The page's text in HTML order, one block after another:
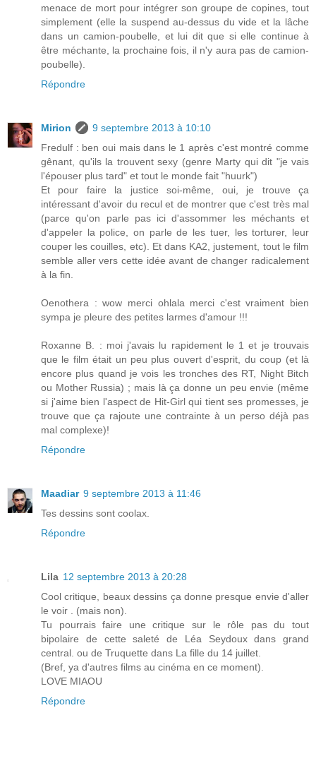
menace de mort pour intégrer son groupe de copines, tout
simplement (elle la suspend au-dessus du vide et la lâche
dans un camion-poubelle, et lui dit que si elle continue à
être méchante, la prochaine fois, il n'y aura pas de camion-
poubelle).
Répondre
Mirion
9 septembre 2013 à 10:10
Fredulf : ben oui mais dans le 1 après c'est montré comme
gênant, qu'ils la trouvent sexy (genre Marty qui dit "je vais
l'épouser plus tard" et tout le monde fait "huurk")
Et pour faire la justice soi-même, oui, je trouve ça
intéressant d'avoir du recul et de montrer que c'est très mal
(parce qu'on parle pas ici d'assommer les méchants et
d'appeler la police, on parle de les tuer, les torturer, leur
couper les couilles, etc). Et dans KA2, justement, tout le film
semble aller vers cette idée avant de changer radicalement
à la fin.
Oenothera : wow merci ohlala merci c'est vraiment bien
sympa je pleure des petites larmes d'amour !!!
Roxanne B. : moi j'avais lu rapidement le 1 et je trouvais
que le film était un peu plus ouvert d'esprit, du coup (et là
encore plus quand je vois les tronches des RT, Night Bitch
ou Mother Russia) ; mais là ça donne un peu envie (même
si j'aime bien l'aspect de Hit-Girl qui tient ses promesses, je
trouve que ça rajoute une contrainte à un perso déjà pas
mal complexe)!
Répondre
Maadiar 9 septembre 2013 à 11:46
Tes dessins sont coolax.
Répondre
Lila 12 septembre 2013 à 20:28
Cool critique, beaux dessins ça donne presque envie d'aller
le voir . (mais non).
Tu pourrais faire une critique sur le rôle pas du tout
bipolaire de cette saleté de Léa Seydoux dans grand
central. ou de Truquette dans La fille du 14 juillet.
(Bref, ya d'autres films au cinéma en ce moment).
LOVE MIAOU
Répondre